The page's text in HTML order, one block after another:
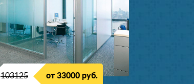
103125 от 33000 руб.